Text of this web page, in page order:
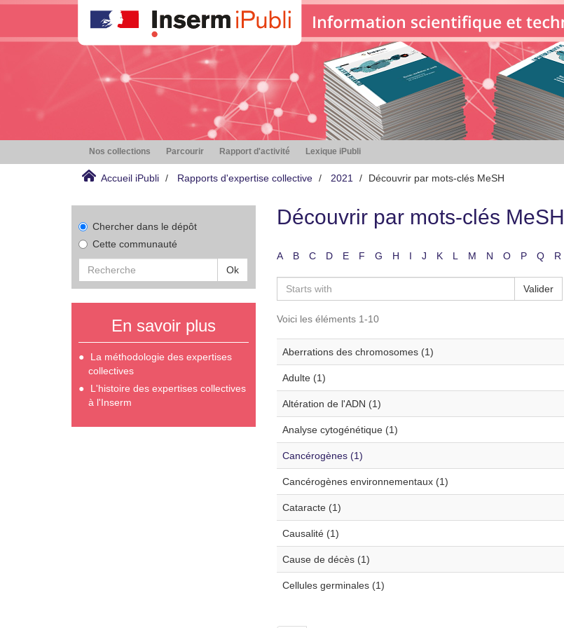
Nos collections Parcourir Rapport d'activité Lexique iPubli
Accueil iPubli Rapports d'expertise collective 2021 Découvrir par mots-clés MeSH
Chercher dans le dépôt
Cette communauté
Ok
En savoir plus
La méthodologie des expertises
collectives
L'histoire des expertises collectives
à l'Inserm
Découvrir par mots-clés MeSH
A B C D E F G H I J K L M N O P Q R
Valider
Voici les éléments 1-10
Aberrations des chromosomes (1)
Adulte (1)
Altération de l'ADN (1)
Analyse cytogénétique (1)
Cancérogènes (1)
Cancérogènes environnementaux (1)
Cataracte (1)
Causalité (1)
Cause de décès (1)
Cellules germinales (1)